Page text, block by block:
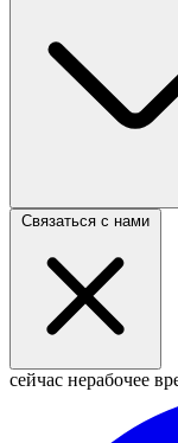
Связаться с нами
сейчас нерабочее